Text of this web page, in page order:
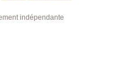
indépendante